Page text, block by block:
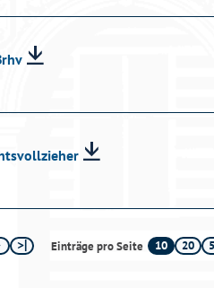
Einträge pro Seite 10 20